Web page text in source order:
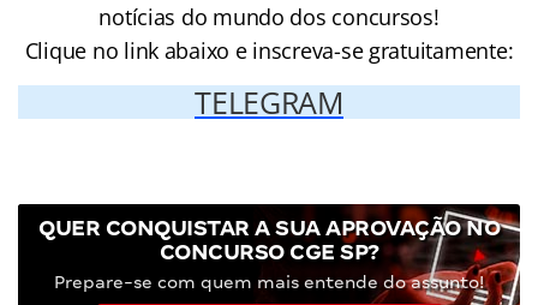
notícias do mundo dos concursos!
Clique no link abaixo e inscreva-se gratuitamente:
TELEGRAM
QUER CONQUISTAR A SUA APROVAÇÃO NO
CONCURSO CGE SP?
Prepare-se com quem mais entende do assunto!